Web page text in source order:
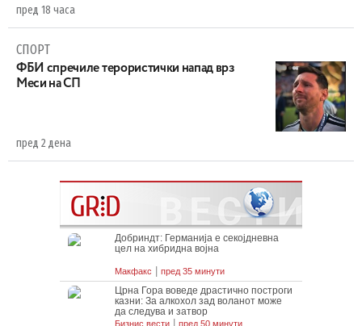
пред 18 часа
СПОРТ
ФБИ спречиле терористички напад врз
Меси на СП
пред 2 дена